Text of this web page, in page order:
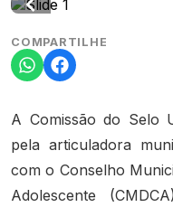
COMPARTILHE
A Comissão do Selo
pela articuladora
com o Conselho
Adolescente